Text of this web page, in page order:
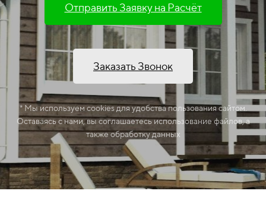
Отправить Заявку на Расчёт
Заказать Звонок
* Мы используем cookies для удобства пользования сайтом.
Оставаясь с нами, вы соглашаетесь использование файлов, а
также обработку данных